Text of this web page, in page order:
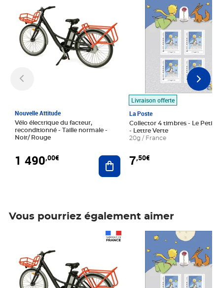
Nouvelle Attitude
Vélo électrique du facteur,
reconditionné - Taille normale -
Noir/ Rouge
1 490,00€ Ajouter au panier
Livraison offerte
La Poste
Collector 4 timbres - Le Petit
- Lettre Verte
20g / France
7,50€
Vous pourriez également aimer
Prix 7,50€